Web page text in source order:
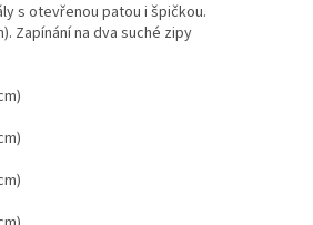
s otevřenou patou i špičkou.
Zapínání na dva suché zipy